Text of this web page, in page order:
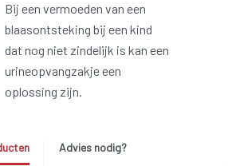
Bij een vermoeden van een
blaasontsteking bij een kind
dat nog niet zindelijk is kan een
urineopvangzakje een
oplossing zijn.
Advies nodig?